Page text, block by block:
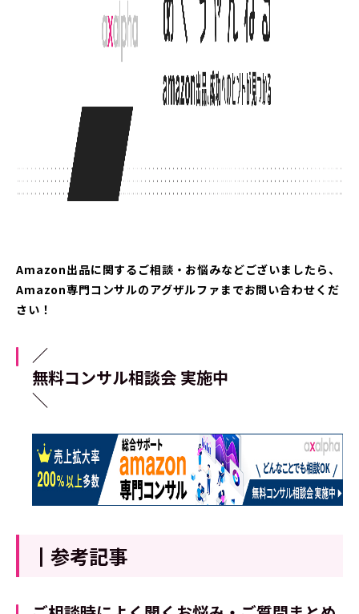
Amazon出品に関するご相談・お悩みなどございましたら、
Amazon専門コンサルのアグザルファまでお問い合わせくだ
さい！
／
無料コンサル相談会 実施中
＼
┃参考記事